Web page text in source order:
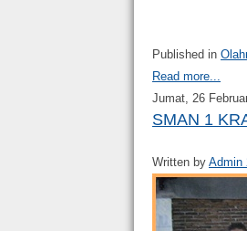
Published in
Read more...
Jumat, 26
SMAN 1
Written by Admin